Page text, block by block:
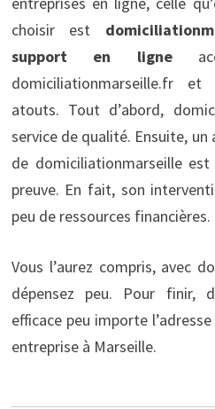
choisir est
support en ligne
domiciliationmarseille.fr
atouts. Tout d’abord,
service de qualité. Ensuite,
de domiciliationmarseille
preuve. En fait, son
peu de ressources financières.
Vous l’aurez compris, avec
dépensez peu. Pour finir,
efficace peu importe
entreprise à Marseille.